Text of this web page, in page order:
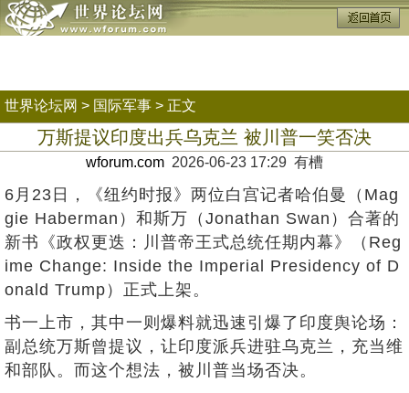
世界论坛网 > 国际军事 > 正文
万斯提议印度出兵乌克兰 被川普一笑否决
wforum.com 2026-06-23 17:29 有槽
6月23日，《纽约时报》两位白宫记者哈伯曼（Mag
gie Haberman）和斯万（Jonathan Swan）合著的
新书《政权更迭：川普帝王式总统任期内幕》（Reg
ime Change: Inside the Imperial Presidency of D
onald Trump）正式上架。
书一上市，其中一则爆料就迅速引爆了印度舆论场：
副总统万斯曾提议，让印度派兵进驻乌克兰，充当维
和部队。而这个想法，被川普当场否决。